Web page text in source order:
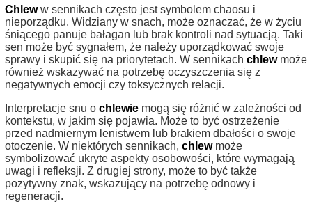
Chleww sennikach często jest symbolem chaosu i
nieporządku. Widziany w snach, może oznaczać, że w życiu
śniącego panuje bałagan lub brak kontroli nad sytuacją. Taki
sen może być sygnałem, że należy uporządkować swoje
sprawy i skupić się na priorytetach. W sennikach chlewmoże
również wskazywać na potrzebę oczyszczenia się z
negatywnych emocji czy toksycznych relacji.
Interpretacje snu o chlewie mogą się różnić w zależności od
kontekstu, w jakim się pojawia. Może to być ostrzeżenie
przed nadmiernym lenistwem lub brakiem dbałości o swoje
otoczenie. W niektórych sennikach, chlewmoże
symbolizować ukryte aspekty osobowości, które wymagają
uwagi i refleksji. Z drugiej strony, może to być także
pozytywny znak, wskazujący na potrzebę odnowy i
regeneracji.